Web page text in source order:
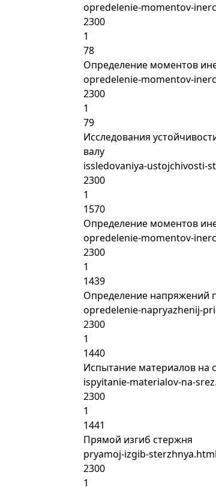
opredelenie-momentov-
2300
1
78
Определение моментов
opredelenie-momentov-
2300
1
79
Исследования
валу
issledovaniya-ustojchivosti-
2300
1
1570
Определение моментов
opredelenie-momentov-
2300
1
1439
Определение напряжений
opredelenie-napryazhenij-
2300
1
1440
Испытание материалов на
ispyitanie-materialov-na-
2300
1
1441
Прямой изгиб стержня
pryamoj-izgib-sterzhnya.html
2300
1